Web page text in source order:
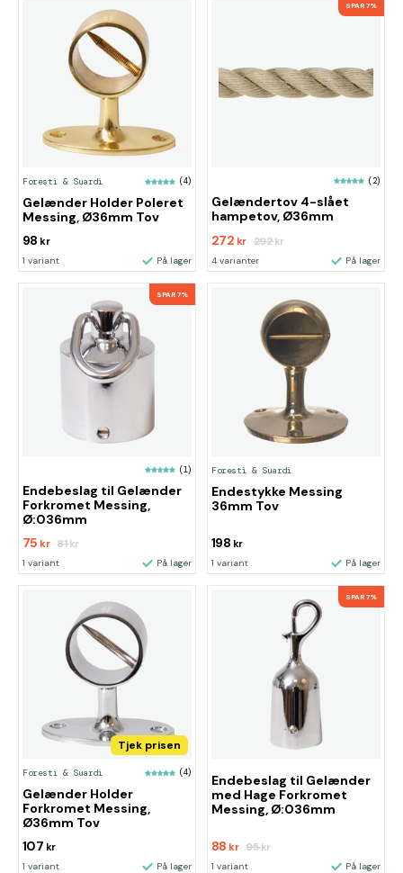
Foresti & Suardi (4)
Gelænder Holder Poleret
Messing, Ø36mm Tov
98 kr
1 variant På lager
SPAR 7%
(2)
Gelændertov 4-slået
hampetov, Ø36mm
272 kr 292kr
4 varianter På lager
SPAR 7%
(1)
Endebeslag til Gelænder
Forkromet Messing,
Ø:036mm
75 kr 81kr
1 variant På lager
Foresti & Suardi
Endestykke Messing
36mm Tov
198 kr
1 variant På lager
Tjek prisen
Foresti & Suardi (4)
Gelænder Holder
Forkromet Messing,
Ø36mm Tov
107 kr
1 variant På lager
SPAR 7%
Endebeslag til Gelænder
med Hage Forkromet
Messing, Ø:036mm
88 kr 95kr
1 variant På lager